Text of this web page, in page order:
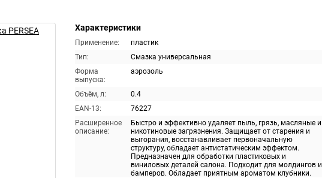
Характеристики
Применение:
пластик
Тип:
Смазка универсальная
Форма
выпуска:
аэрозоль
Объём, л:
0.4
EAN-13:
76227
Расширенное
описание:
Быстро и эффективно удаляет пыль, грязь, масляные и
никотиновые загрязнения. Защищает от старения и
выгорания, восстанавливает первоначальную
структуру, обладает антистатическим эффектом.
Предназначен для обработки пластиковых и
виниловых деталей салона. Подходит для молдингов и
бамперов. Обладает приятным ароматом клубники.